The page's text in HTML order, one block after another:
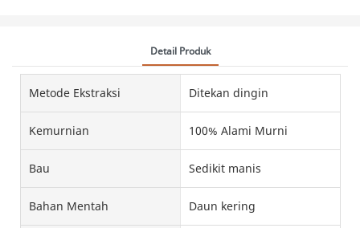
Detail Produk
Metode Ekstraksi Ditekan dingin
Kemurnian 100% Alami Murni
Bau Sedikit manis
Bahan Mentah Daun kering